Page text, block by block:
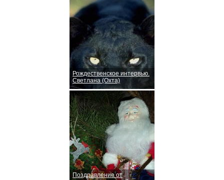
Рождественское интервью.
Светлана (Охта)
Поздравление от